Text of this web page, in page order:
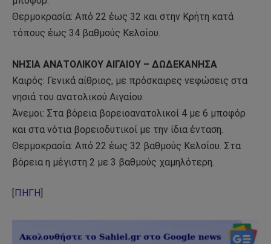
Θερμοκρασία: Από 22 έως 32 και στην Κρήτη κατά
τόπους έως 34 βαθμούς Κελσίου.
ΝΗΣΙΑ ΑΝΑΤΟΛΙΚΟΥ ΑΙΓΑΙΟΥ – ΔΩΔΕΚΑΝΗΣΑ
Καιρός: Γενικά αίθριος, με πρόσκαιρες νεφώσεις στα
νησιά του ανατολικού Αιγαίου.
Άνεμοι: Στα βόρεια βορειοανατολικοί 4 με 6 μποφόρ
και στα νότια βορειοδυτικοί με την ίδια ένταση.
Θερμοκρασία: Από 22 έως 32 βαθμούς Κελσίου. Στα
βόρεια η μέγιστη 2 με 3 βαθμούς χαμηλότερη.
ΠΗΓΗ